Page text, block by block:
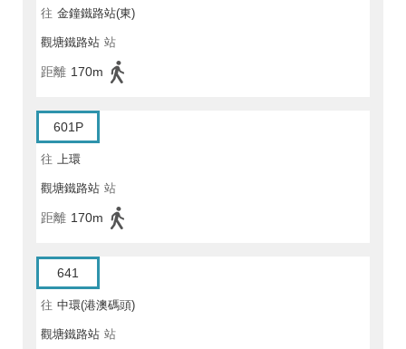
往 金鐘鐵路站(東)
觀塘鐵路站 站
距離 170m
601P
往 上環
觀塘鐵路站 站
距離 170m
641
往 中環(港澳碼頭)
觀塘鐵路站 站